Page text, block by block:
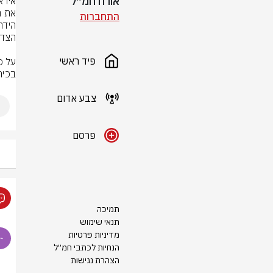
התחברות
פיד ראשי
צבע אדום
פרסם
תמיכה
תנאי שימוש
מדיניות פרטיות
הנחיות לכתבי חמ״ל
הצהרת נגישות